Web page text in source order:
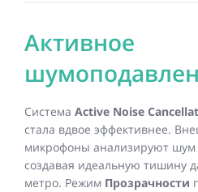
Активное
Система Active Noise
стала вдвое эффективнее.
микрофоны анализируют шум
создавая идеальную тишину
метро. Режим Прозрачности